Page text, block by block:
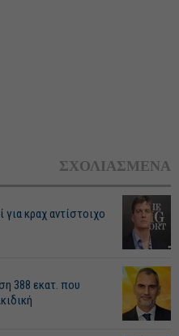
ΣΧΟΛΙΑΣΜΕΝΑ
κραχ αντίστοιχο
388 εκατ. που